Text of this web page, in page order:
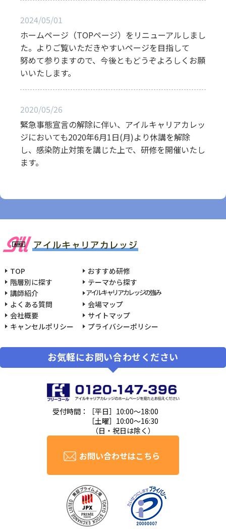
2024/05/01
ホームページ（TOPページ）をリニューアルしまし
た。よりご覧いただきやすいページを目指して
努めて参りますので、今後ともどうぞよろしくお願
いいたします。
2020/05/26
緊急事態宣言の解除に伴い、アイルキャリアカレッ
ジにおいても2020年6月1日(月)より休講を解除
し、感染防止対策を講じた上で、研修を開催いたし
ます。
TOP
おすすめ研修
階層別に探す
テーマから探す
講師紹介
アイルキャリアカレッジの強み
よくある質問
会場マップ
会社概要
サイトマップ
キャンセルポリシー
プライバシーポリシー
お気軽にお問い合わせください
受付時間：
［平日］10:00～18:00
［土曜］10:00～16:30
（日・祝日は除く）
お問い合わせはこちら